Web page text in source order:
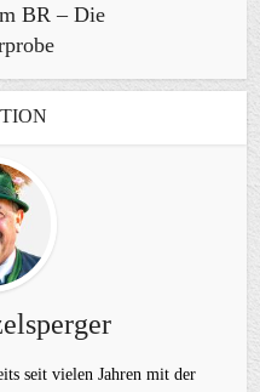
BR – Die
seit vielen Jahren mit der